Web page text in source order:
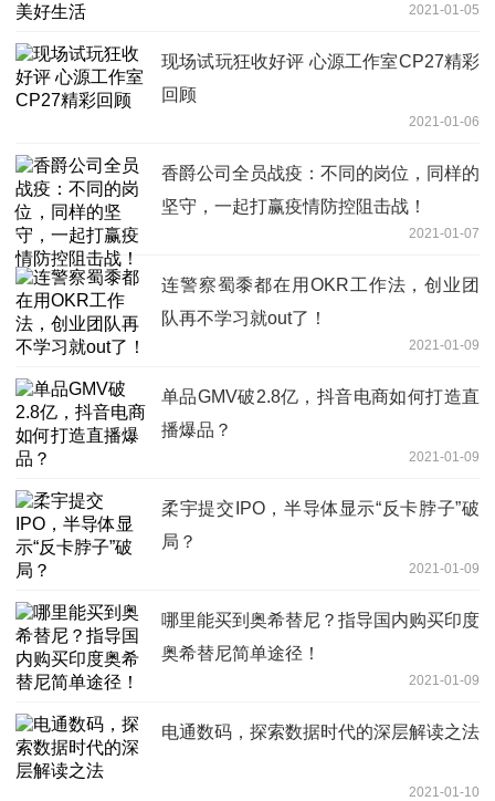
2021-01-05
现场试玩狂收好评 心源工作室CP27精彩
回顾
2021-01-06
香爵公司全员战疫：不同的岗位，同样的
坚守，一起打赢疫情防控阻击战！
2021-01-07
连警察蜀黍都在用OKR工作法，创业团
队再不学习就out了！
2021-01-09
单品GMV破2.8亿，抖音电商如何打造直
播爆品？
2021-01-09
柔宇提交IPO，半导体显示“反卡脖子”破
局？
2021-01-09
哪里能买到奥希替尼？指导国内购买印度
奥希替尼简单途径！
2021-01-09
电通数码，探索数据时代的深层解读之法
2021-01-10